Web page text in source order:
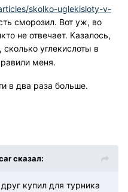
skolko-uglekisloty-v-
сморозил. Вот уж, во
не отвечает. Казалось,
углекислоты в
меня.
в два раза больше.
сказал:
купил для турника